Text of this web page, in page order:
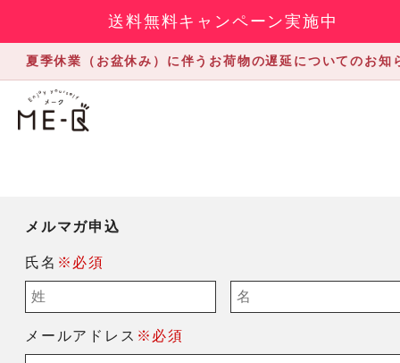
送料無料キャンペーン実施中
夏季休業（お盆休み）に伴うお荷物の遅延についてのお知
メルマガ申込
氏名 ※必須
メールアドレス ※必須